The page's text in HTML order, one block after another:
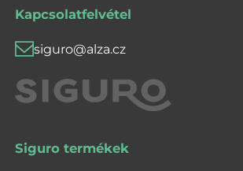
Kapcsolatfelvétel
siguro@alza.cz
Siguro termékek